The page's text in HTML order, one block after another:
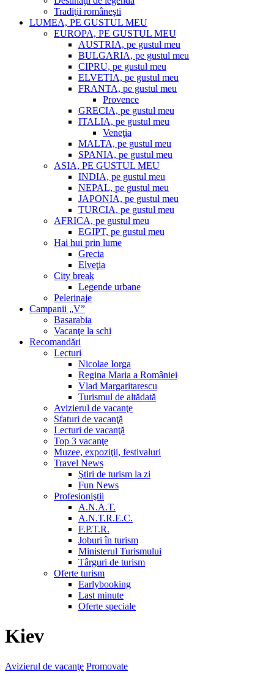
Tradiţii româneşti
LUMEA, PE GUSTUL MEU
EUROPA, PE GUSTUL MEU
AUSTRIA, pe gustul meu
BULGARIA, pe gustul meu
CIPRU, pe gustul meu
ELVETIA, pe gustul meu
FRANTA, pe gustul meu
Provence
GRECIA, pe gustul meu
ITALIA, pe gustul meu
Veneţia
MALTA, pe gustul meu
SPANIA, pe gustul meu
ASIA, PE GUSTUL MEU
INDIA, pe gustul meu
NEPAL, pe gustul meu
JAPONIA, pe gustul meu
TURCIA, pe gustul meu
AFRICA, pe gustul meu
EGIPT, pe gustul meu
Hai hui prin lume
Grecia
Elveţia
City break
Legende urbane
Pelerinaje
Campanii „V”
Basarabia
Vacanţe la schi
Recomandări
Lecturi
Nicolae Iorga
Regina Maria a României
Vlad Margaritarescu
Turismul de altădată
Avizierul de vacanţe
Sfaturi de vacanţă
Lecturi de vacanţă
Top 3 vacanţe
Muzee, expoziţii, festivaluri
Travel News
Ştiri de turism la zi
Fun News
Profesioniştii
A.N.A.T.
A.N.T.R.E.C.
F.P.T.R.
Joburi în turism
Ministerul Turismului
Târguri de turism
Oferte turism
Earlybooking
Last minute
Oferte speciale
Kiev
Avizierul de vacanţe Promovate